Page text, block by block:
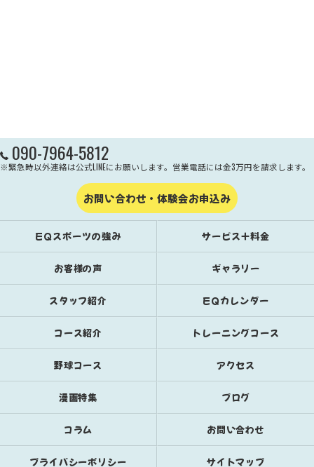
090-7964-5812
※緊急時以外連絡は公式LINEにお願いします。営業電話には金3万円を請求します。
お問い合わせ・体験会お申込み
EQスポーツの強み サービス＋料金
お客様の声 ギャラリー
スタッフ紹介 EQカレンダー
コース紹介 トレーニングコース
野球コース アクセス
漫画特集 ブログ
コラム お問い合わせ
プライバシーポリシー サイトマップ